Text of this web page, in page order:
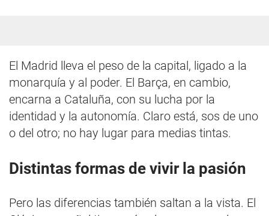
El Madrid lleva el peso de la capital, ligado a la
monarquía y al poder. El Barça, en cambio,
encarna a Cataluña, con su lucha por la
identidad y la autonomía. Claro está, sos de uno
o del otro; no hay lugar para medias tintas.
Distintas formas de vivir la pasión
Pero las diferencias también saltan a la vista. El